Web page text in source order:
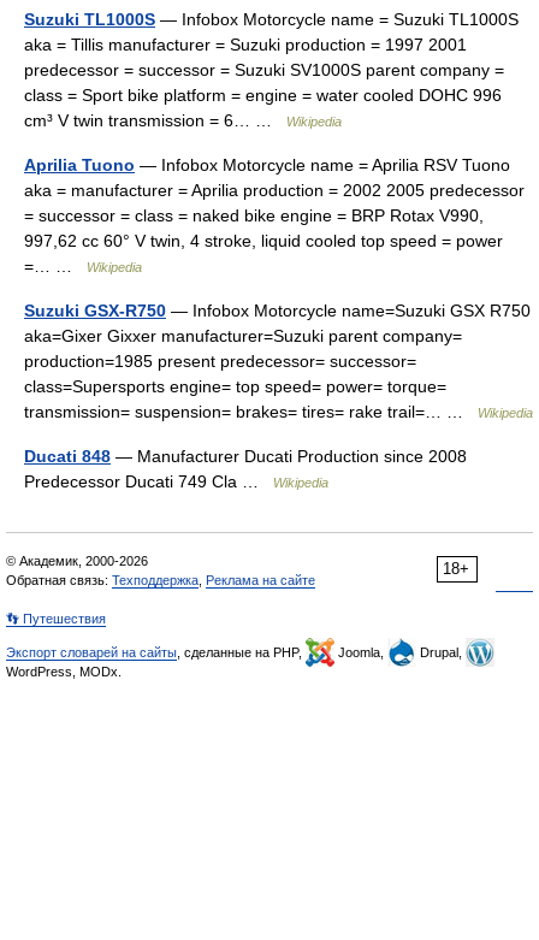
Suzuki TL1000S — Infobox Motorcycle name = Suzuki TL1000S
aka = Tillis manufacturer = Suzuki production = 1997 2001
predecessor = successor = Suzuki SV1000S parent company =
class = Sport bike platform = engine = water cooled DOHC 996
cm³ V twin transmission = 6… …
Wikipedia
Aprilia Tuono — Infobox Motorcycle name = Aprilia RSV Tuono
aka = manufacturer = Aprilia production = 2002 2005 predecessor
= successor = class = naked bike engine = BRP Rotax V990,
997,62 cc 60° V twin, 4 stroke, liquid cooled top speed = power
=… …
Wikipedia
Suzuki GSX-R750 — Infobox Motorcycle name=Suzuki GSX R750
aka=Gixer Gixxer manufacturer=Suzuki parent company=
production=1985 present predecessor= successor=
class=Supersports engine= top speed= power= torque=
transmission= suspension= brakes= tires= rake trail=… …
Wikipedia
Ducati 848 — Manufacturer Ducati Production since 2008
Predecessor Ducati 749 Cla …
Wikipedia
18+
© Академик, 2000-2026
Обратная связь: Техподдержка Реклама на сайте
👣 Путешествия
Экспорт словарей на сайты , сделанные на PHP, Joomla,
Drupal,
WordPress, MODx.